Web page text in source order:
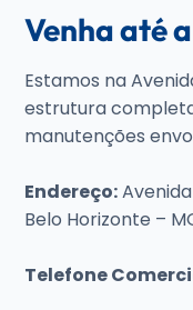
Venha até
Estamos na
estrutura
manutenções
Endereço:
Belo Horizonte –
Telefone